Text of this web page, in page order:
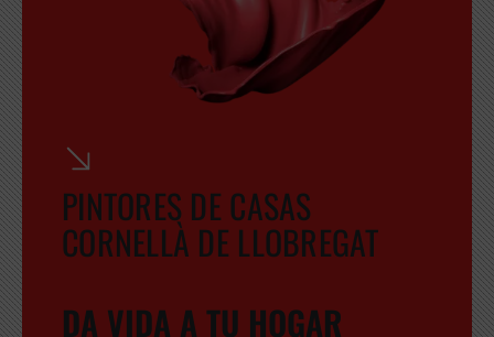
PINTORES DE CASAS
CORNELLÀ DE LLOBREGAT
DA VIDA A TU HOGAR